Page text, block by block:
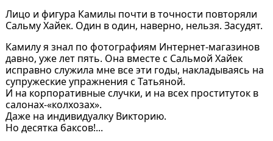
Лицо и фигура Камилы почти в точности повторяли
Сальму Хайек. Один в один, наверно, нельзя. Засудят.
Камилу я знал по фотографиям Интернет-магазинов
давно, уже лет пять. Она вместе с Сальмой Хайек
исправно служила мне все эти годы, накладываясь на
супружеские упражнения с Татьяной.
И на корпоративные случки, и на всех проституток в
салонах-«колхозах».
Даже на индивидуалку Викторию.
Но десятка баксов!...